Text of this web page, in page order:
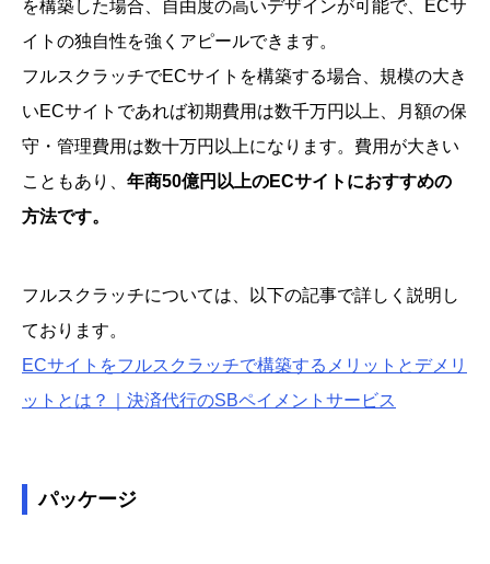
を構築した場合、自由度の高いデザインが可能で、ECサ
イトの独自性を強くアピールできます。
フルスクラッチでECサイトを構築する場合、規模の大き
いECサイトであれば初期費用は数千万円以上、月額の保
守・管理費用は数十万円以上になります。費用が大きい
こともあり、 年商50億円以上のECサイトにおすすめの
方法です。
フルスクラッチについては、以下の記事で詳しく説明し
ております。
ECサイトをフルスクラッチで構築するメリットとデメリ
ットとは？｜決済代行のSBペイメントサービス
パッケージ